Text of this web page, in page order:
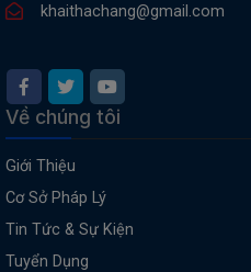
khaithachang@gmail.com
Về chúng tôi
Giới Thiệu
Cơ Sở Pháp Lý
Tin Tức & Sự Kiện
Tuyển Dụng